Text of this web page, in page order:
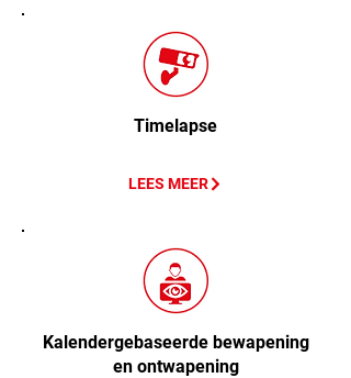
Timelapse
LEES MEER
Kalendergebaseerde bewapening
en ontwapening